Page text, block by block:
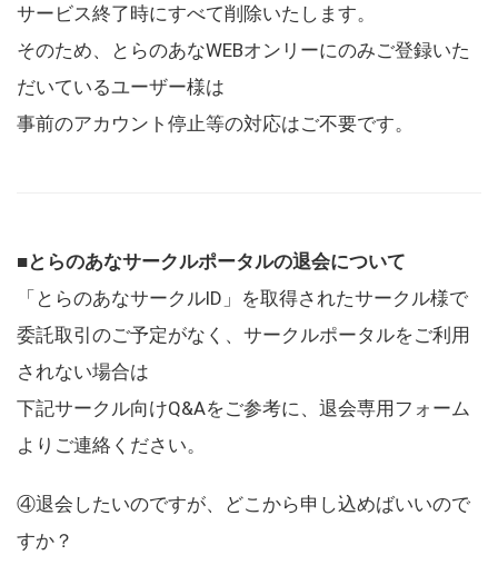
サービス終了時にすべて削除いたします。
そのため、とらのあなWEBオンリーにのみご登録いた
だいているユーザー様は
事前のアカウント停止等の対応はご不要です。
■とらのあなサークルポータルの退会について
「とらのあなサークルID」を取得されたサークル様で
委託取引のご予定がなく、サークルポータルをご利用
されない場合は
下記サークル向けQ&Aをご参考に、退会専用フォーム
よりご連絡ください。
④退会したいのですが、どこから申し込めばいいので
すか？